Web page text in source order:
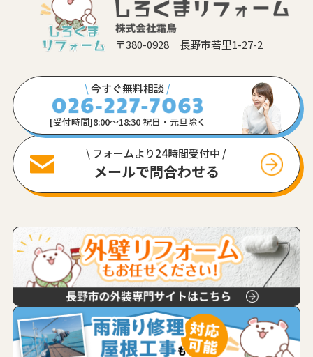
〒380-0928 長野市若里1-27-2
\今すぐ無料相談 /
[受付時間]8:00〜18:30 祝日・元旦除く
\ フォームより24時間受付中 /
メールで問合わせる